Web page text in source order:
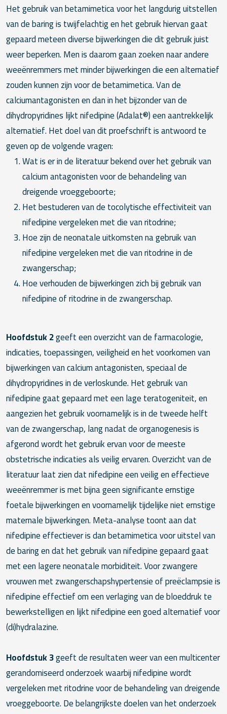
Het gebruik van betamimetica voor het langdurig uitstellen
van de baring is twijfelachtig en het gebruik hiervan gaat
gepaard meteen diverse bijwerkingen die dit gebruik juist
weer beperken. Men is daarom gaan zoeken naar andere
weeënremmers met minder bijwerkingen die een alternatief
zouden kunnen zijn voor de betamimetica. Van de
calciumantagonisten en dan in het bijzonder van de
dihydropyridines lijkt nifedipine (Adalat®) een aantrekkelijk
alternatief. Het doel van dit proefschrift is antwoord te
geven op de volgende vragen:
Wat is er in de literatuur bekend over het gebruik van
calcium antagonisten voor de behandeling van
dreigende vroeggeboorte;
Het bestuderen van de tocolytische effectiviteit van
nifedipine vergeleken met die van ritodrine;
Hoe zijn de neonatale uitkomsten na gebruik van
nifedipine vergeleken met die van ritodrine in de
zwangerschap;
Hoe verhouden de bijwerkingen zich bij gebruik van
nifedipine of ritodrine in de zwangerschap.
Hoofdstuk 2geeft een overzicht van de farmacologie,
indicaties, toepassingen, veiligheid en het voorkomen van
bijwerkingen van calcium antagonisten, speciaal de
dihydropyridines in de verloskunde. Het gebruik van
nifedipine gaat gepaard met een lage teratogeniteit, en
aangezien het gebruik voornamelijk is in de tweede helft
van de zwangerschap, lang nadat de organogenesis is
afgerond wordt het gebruik ervan voor de meeste
obstetrische indicaties als veilig ervaren. Overzicht van de
literatuur laat zien dat nifedipine een veilig en effectieve
weeënremmer is met bijna geen significante ernstige
foetale bijwerkingen en voornamelijk tijdelijke niet ernstige
maternale bijwerkingen. Meta-analyse toont aan dat
nifedipine effectiever is dan betamimetica voor uitstel van
de baring en dat het gebruik van nifedipine gepaard gaat
met een lagere neonatale morbiditeit. Voor zwangere
vrouwen met zwangerschapshypertensie of preëclampsie is
nifedipine effectief om een verlaging van de bloeddruk te
bewerkstelligen en lijkt nifedipine een goed alternatief voor
(di)hydralazine.
Hoofdstuk 3geeft de resultaten weer van een multicenter
gerandomiseerd onderzoek waarbij nifedipine wordt
vergeleken met ritodrine voor de behandeling van dreigende
vroeggeboorte. De belangrijkste doelen van het onderzoek